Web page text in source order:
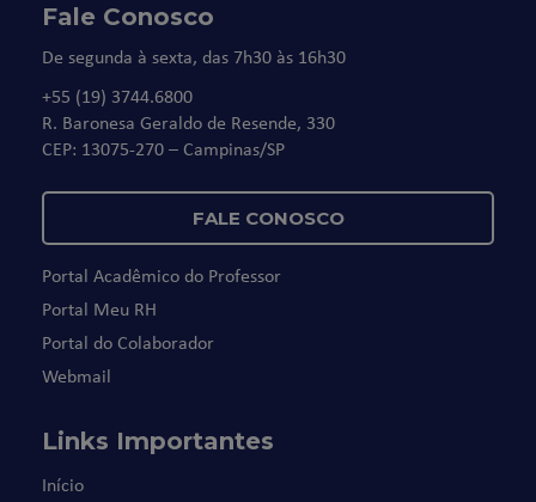
Fale Conosco
De segunda à sexta, das 7h30 às 16h30
+55 (19) 3744.6800
R. Baronesa Geraldo de Resende, 330
CEP: 13075-270 – Campinas/SP
FALE CONOSCO
Portal Acadêmico do Professor
Portal Meu RH
Portal do Colaborador
Webmail
Links Importantes
Início